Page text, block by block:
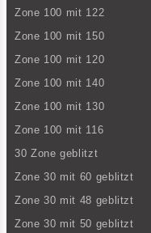
Zone 100 mit 122
Zone 100 mit 150
Zone 100 mit 120
Zone 100 mit 140
Zone 100 mit 130
Zone 100 mit 116
30 Zone geblitzt
Zone 30 mit 60 geblitzt
Zone 30 mit 48 geblitzt
Zone 30 mit 50 geblitzt